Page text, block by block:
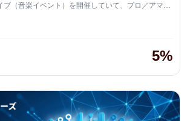
ブ（音楽イベント）を開催していて、プロ／アマ問
ィストの演奏を楽しめます。
5%